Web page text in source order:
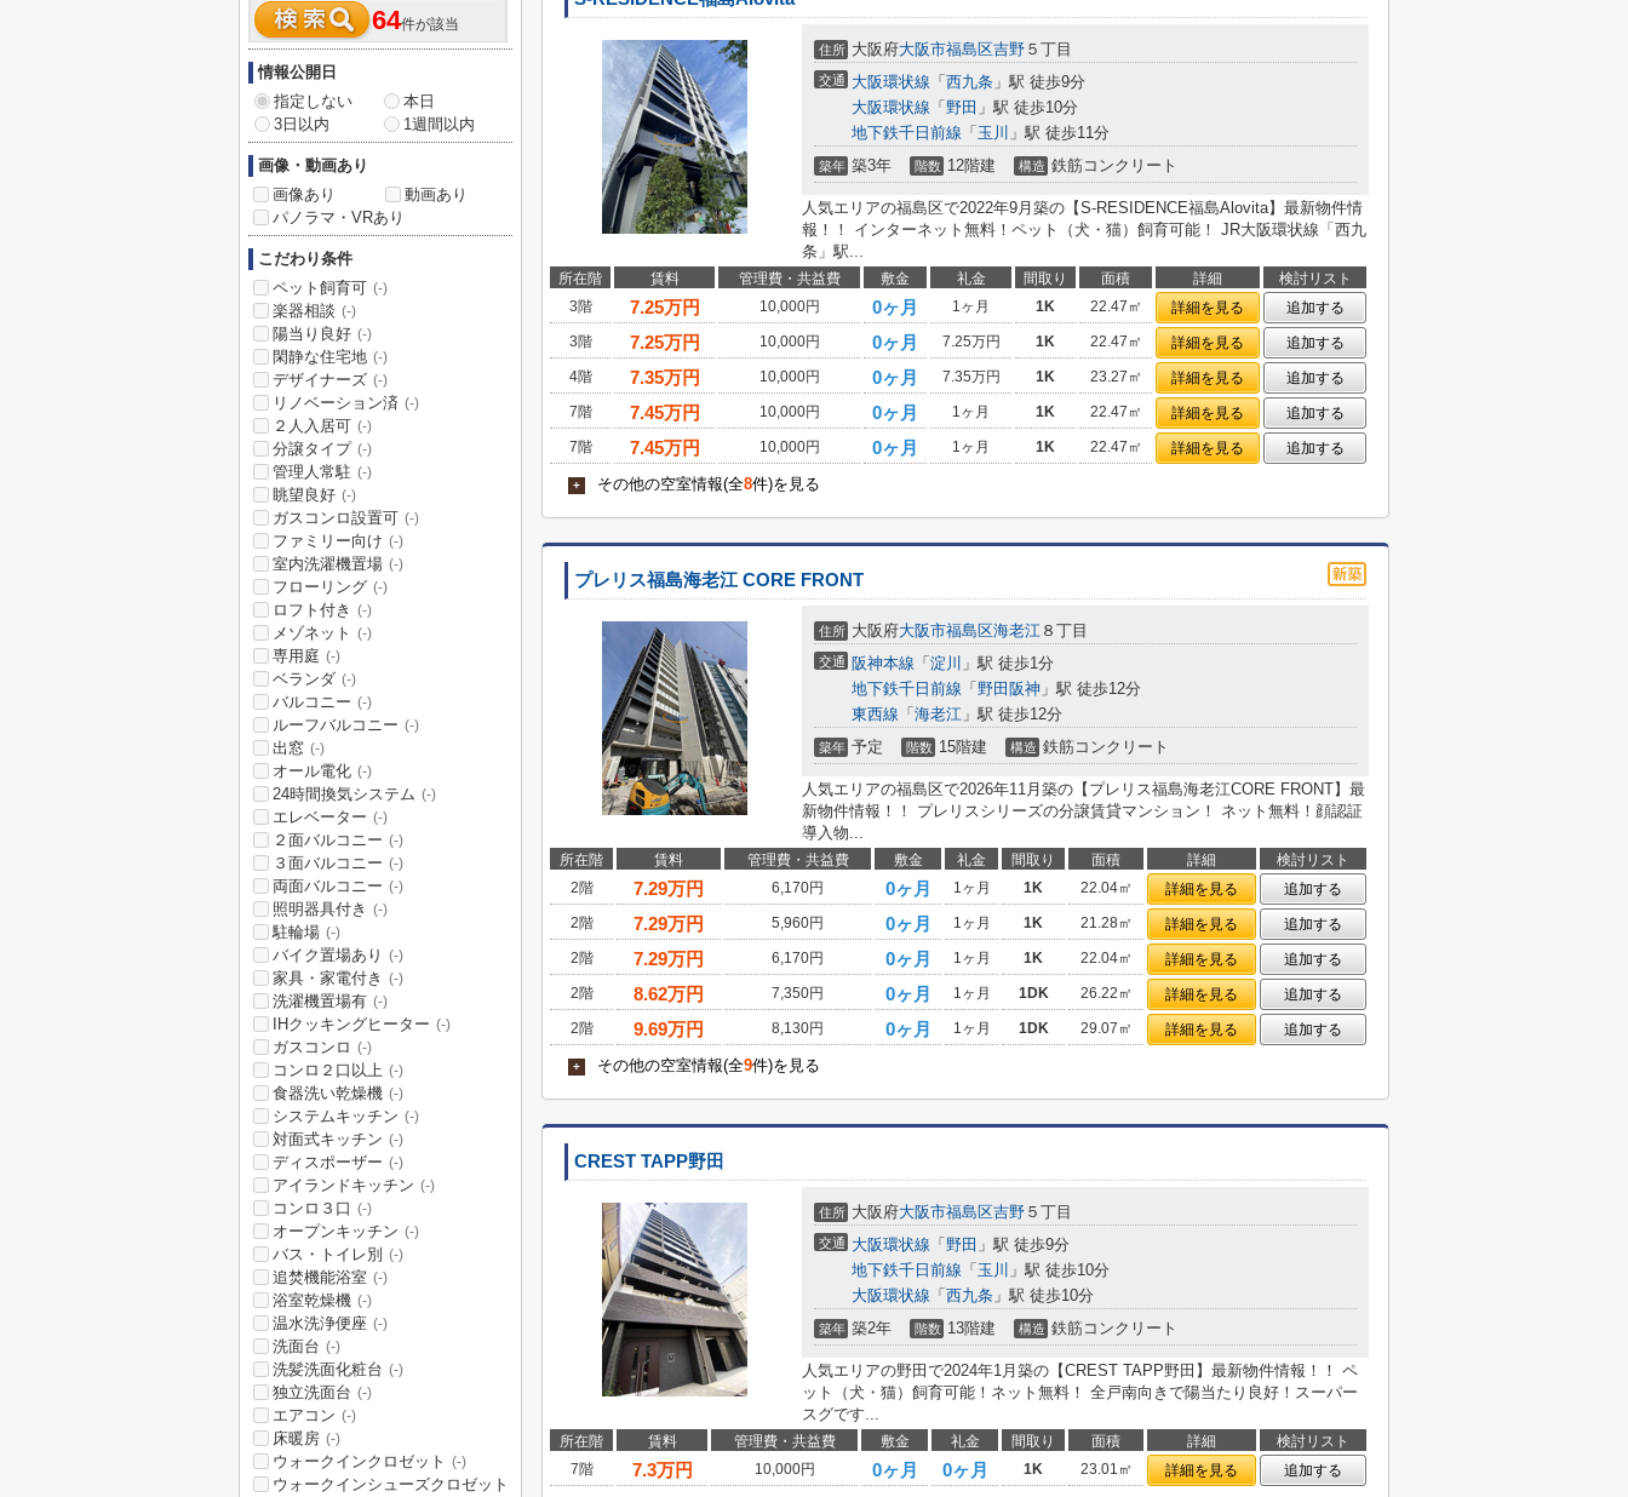
住所 大阪府大阪市福島区吉野 ５丁目
交通 大阪環状線 「 西九条 」駅 徒歩9分
大阪環状線 「 野田 」駅 徒歩10分
地下鉄千日前線 「 玉川 」駅 徒歩11分
築年 築3年 階数 12階建 構造 鉄筋コンクリート
人気エリアの福島区で2022年9月築の【S-RESIDENCE福島Alovita】最新物件情
報！！ インターネット無料！ペット（犬・猫）飼育可能！ JR大阪環状線「西九
条」駅...
所在階 賃料 管理費・共益費 敷金 礼金 間取り 面積 詳細
検討リスト
3階
7.25万円 10,000円 0ヶ月 1ヶ月 1K 22.47㎡ 詳細を見る
追加する
3階
7.25万円 10,000円 0ヶ月 7.25万円 1K 22.47㎡ 詳細を見る
追加する
4階
7.35万円 10,000円 0ヶ月 7.35万円 1K 23.27㎡ 詳細を見る
追加する
7階
7.45万円 10,000円 0ヶ月 1ヶ月 1K 22.47㎡ 詳細を見る
追加する
7階
7.45万円 10,000円 0ヶ月 1ヶ月 1K 22.47㎡ 詳細を見る 追加する
+ その他の空室情報(全8件)を見る
プレリス福島海老江 CORE FRONT
住所 大阪府大阪市福島区海老江 ８丁目
交通 阪神本線 「 淀川 」駅 徒歩1分
地下鉄千日前線 「 野田阪神 」駅 徒歩12分
東西線 「 海老江 」駅 徒歩12分
築年 予定 階数 15階建 構造 鉄筋コンクリート
人気エリアの福島区で2026年11月築の【プレリス福島海老江CORE FRONT】最
新物件情報！！ プレリスシリーズの分譲賃貸マンション！ ネット無料！顔認証
導入物...
所在階 賃料 管理費・共益費 敷金 礼金 間取り 面積 詳細
検討リスト
2階
7.29万円 6,170円 0ヶ月 1ヶ月 1K 22.04㎡ 詳細を見る
追加する
2階
7.29万円 5,960円 0ヶ月 1ヶ月 1K 21.28㎡ 詳細を見る
追加する
2階
7.29万円 6,170円 0ヶ月 1ヶ月 1K 22.04㎡ 詳細を見る
追加する
2階
8.62万円 7,350円 0ヶ月 1ヶ月 1DK 26.22㎡ 詳細を見る
追加する
2階
9.69万円 8,130円 0ヶ月 1ヶ月 1DK 29.07㎡ 詳細を見る 追加する
+ その他の空室情報(全9件)を見る
CREST TAPP野田
住所 大阪府大阪市福島区吉野 ５丁目
交通 大阪環状線 「 野田 」駅 徒歩9分
地下鉄千日前線 「 玉川 」駅 徒歩10分
大阪環状線 「 西九条 」駅 徒歩10分
築年 築2年 階数 13階建 構造 鉄筋コンクリート
人気エリアの野田で2024年1月築の【CREST TAPP野田】最新物件情報！！ ペ
ット（犬・猫）飼育可能！ネット無料！ 全戸南向きで陽当たり良好！スーパー
スグです...
所在階 賃料 管理費・共益費 敷金 礼金 間取り 面積 詳細
検討リスト
7階
7.3万円 10,000円 0ヶ月 0ヶ月 1K 23.01㎡ 詳細を見る 追加する
64件が該当
情報公開日
指定しない
本日
3日以内
1週間以内
画像・動画あり
画像あり
動画あり
パノラマ・VRあり
こだわり条件
ペット飼育可 (-)
楽器相談 (-)
陽当り良好 (-)
閑静な住宅地 (-)
デザイナーズ (-)
リノベーション済 (-)
２人入居可 (-)
分譲タイプ (-)
管理人常駐 (-)
眺望良好 (-)
ガスコンロ設置可 (-)
ファミリー向け (-)
室内洗濯機置場 (-)
フローリング (-)
ロフト付き (-)
メゾネット (-)
専用庭 (-)
ベランダ (-)
バルコニー (-)
ルーフバルコニー (-)
出窓 (-)
オール電化 (-)
24時間換気システム (-)
エレベーター (-)
２面バルコニー (-)
３面バルコニー (-)
両面バルコニー (-)
照明器具付き (-)
駐輪場 (-)
バイク置場あり (-)
家具・家電付き (-)
洗濯機置場有 (-)
IHクッキングヒーター (-)
ガスコンロ (-)
コンロ２口以上 (-)
食器洗い乾燥機 (-)
システムキッチン (-)
対面式キッチン (-)
ディスポーザー (-)
アイランドキッチン (-)
コンロ３口 (-)
オープンキッチン (-)
バス・トイレ別 (-)
追焚機能浴室 (-)
浴室乾燥機 (-)
温水洗浄便座 (-)
洗面台 (-)
洗髪洗面化粧台 (-)
独立洗面台 (-)
エアコン (-)
床暖房 (-)
ウォークインクロゼット (-)
ウォークインシューズクロゼット